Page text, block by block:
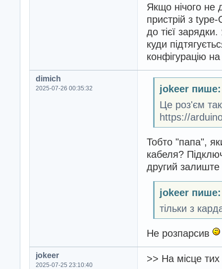
Якщо нічого не
пристрій з
до тієї
куди
конфігурацію
dimich
2025-07-26 00:35:32
jokeer пише:
Це роз'єм
https://
Тобто "папа",
кабеля?
другий
jokeer пише:
тільки з
Не розпарсив
jokeer
2025-07-25 23:10:40
>> На місце